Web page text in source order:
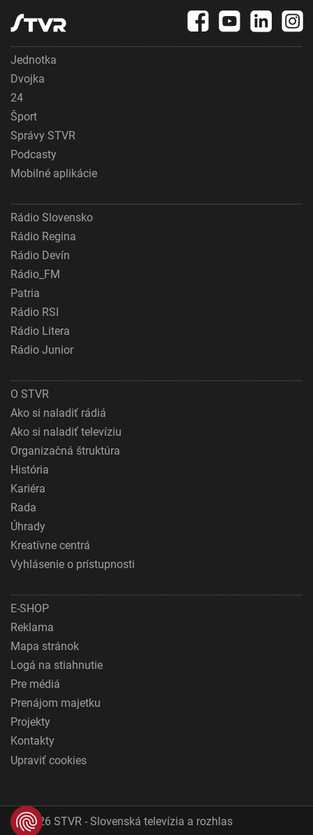
Jednotka
Dvojka
24
Šport
Správy STVR
Podcasty
Mobilné aplikácie
Rádio Slovensko
Rádio Regina
Rádio Devín
Rádio_FM
Patria
Rádio RSI
Rádio Litera
Rádio Junior
O STVR
Ako si naladiť rádiá
Ako si naladiť televíziu
Organizačná štruktúra
História
Kariéra
Rada
Úhrady
Kreatívne centrá
Vyhlásenie o prístupnosti
E-SHOP
Reklama
Mapa stránok
Logá na stiahnutie
Pre médiá
Prenájom majetku
Projekty
Kontakty
Upraviť cookies
© 2026 STVR - Slovenská televízia a rozhlas